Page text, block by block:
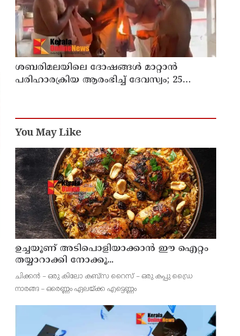
ശബരിമലയിലെ ദോഷങ്ങൾ മാറ്റാൻ
പരിഹാരക്രിയ ആരംഭിച്ച് ദേവസ്വം; 25
You May Like
ഉച്ചയൂണ് അടിപൊളിയാക്കാൻ ഈ ഐറ്റം
തയ്യാറാക്കി നോക്കൂ...
ചിക്കന്‍ – ഒരു കിലോ കബ്സ റൈസ് – ഒരു കപ്പു ഡ്രൈ
നാരങ്ങ – ഒരെണ്ണം ഏലയ്ക്ക എട്ടെണ്ണം